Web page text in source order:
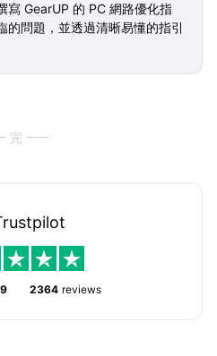
寫 GearUP 的 PC 網路優化指
的問題，並透過清晰易懂的指引
完
2364 reviews